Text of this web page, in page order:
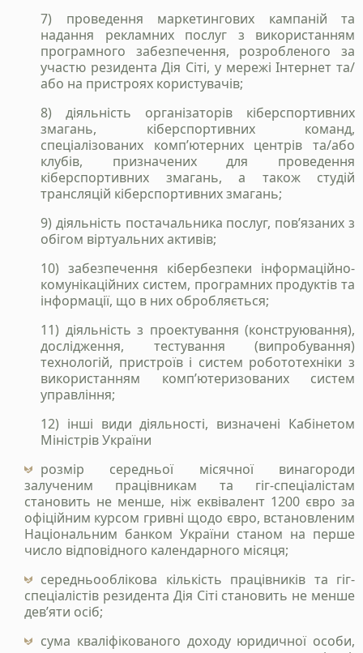
7) проведення маркетингових кампаній та
надання рекламних послуг з використанням
програмного забезпечення, розробленого за
участю резидента Дія Сіті, у мережі Інтернет та/
або на пристроях користувачів;
8) діяльність організаторів кіберспортивних
змагань, кіберспортивних команд,
спеціалізованих комп’ютерних центрів та/або
клубів, призначених для проведення
кіберспортивних змагань, а також студій
трансляцій кіберспортивних змагань;
9) діяльність постачальника послуг, пов’язаних з
обігом віртуальних активів;
10) забезпечення кібербезпеки інформаційно-
комунікаційних систем, програмних продуктів та
інформації, що в них обробляється;
11) діяльність з проектування (конструювання),
дослідження, тестування (випробування)
технологій, пристроїв і систем робототехніки з
використанням комп’ютеризованих систем
управління;
12) інші види діяльності, визначені Кабінетом
Міністрів України
розмір середньої місячної винагороди
залученим працівникам та гіг-спеціалістам
становить не менше, ніж еквівалент 1200 євро за
офіційним курсом гривні щодо євро, встановленим
Національним банком України станом на перше
число відповідного календарного місяця;
середньооблікова кількість працівників та гіг-
спеціалістів резидента Дія Сіті становить не менше
дев’яти осіб;
сума кваліфікованого доходу юридичної особи,
Станьте нашим
клієнтом
Зателефонуйте нам, напишіть у telegram, чи
заповінть форму і ми зв`яжемось з вами
+38 050 976 25 47